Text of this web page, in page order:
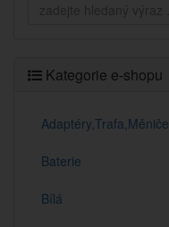
Kategorie e-shopu
Adaptéry,Trafa,Měniče
Baterie
Bílá